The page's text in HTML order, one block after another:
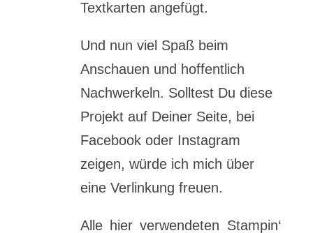
Textkarten angefügt.
Und nun viel Spaß beim
Anschauen und hoffentlich
Nachwerkeln. Solltest Du diese
Projekt auf Deiner Seite, bei
Facebook oder Instagram
zeigen, würde ich mich über
eine Verlinkung freuen.
Alle hier verwendeten Stampin‘